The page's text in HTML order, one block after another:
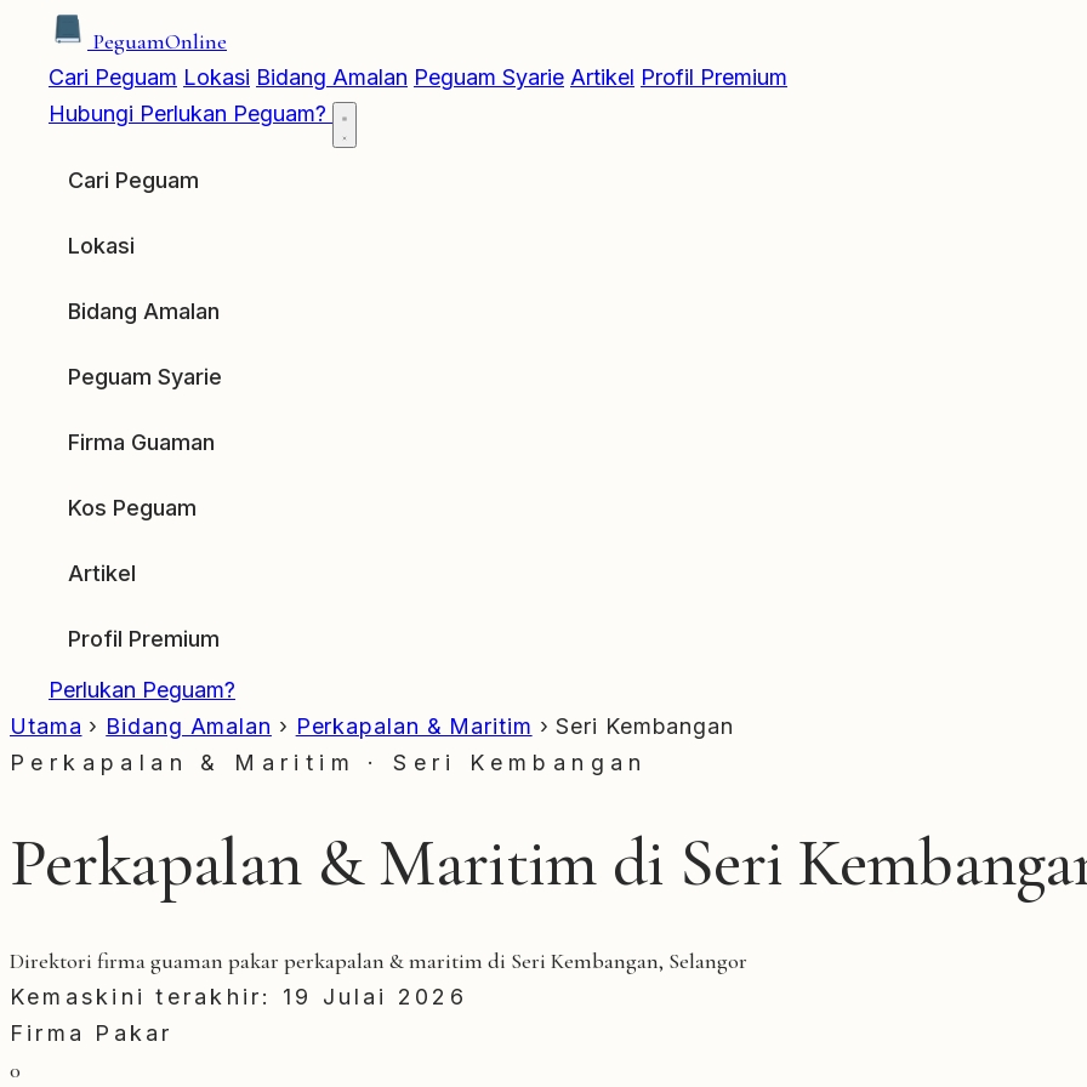
PeguamOnline
Cari Peguam Lokasi Bidang Amalan Peguam Syarie Artikel Profil Premium
Hubungi Perlukan Peguam?
Cari Peguam
Lokasi
Bidang Amalan
Peguam Syarie
Firma Guaman
Kos Peguam
Artikel
Profil Premium
Perlukan Peguam?
Utama › Bidang Amalan › Perkapalan & Maritim › Seri Kembangan
Perkapalan & Maritim · Seri Kembangan
Perkapalan & Maritim di Seri
Direktori firma guaman pakar perkapalan & maritim di Seri Kembangan, Selangor
Kemaskini terakhir: 19 Julai 2026
Firma Pakar
0